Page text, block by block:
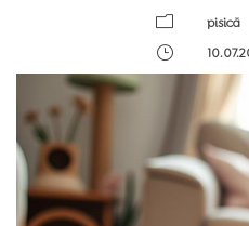
m
pisică
}